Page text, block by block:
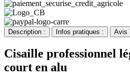
Description : Infos pratiques : Avis
Cisaille professionnel
court en alu